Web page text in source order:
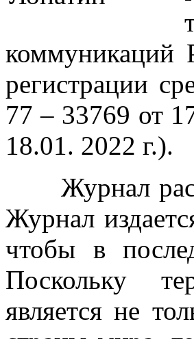
коммуникаций
регистрации
77 – 33769 от
18.01. 2022 г.).
Журнал
Журнал
чтобы в
Поскольку
является не